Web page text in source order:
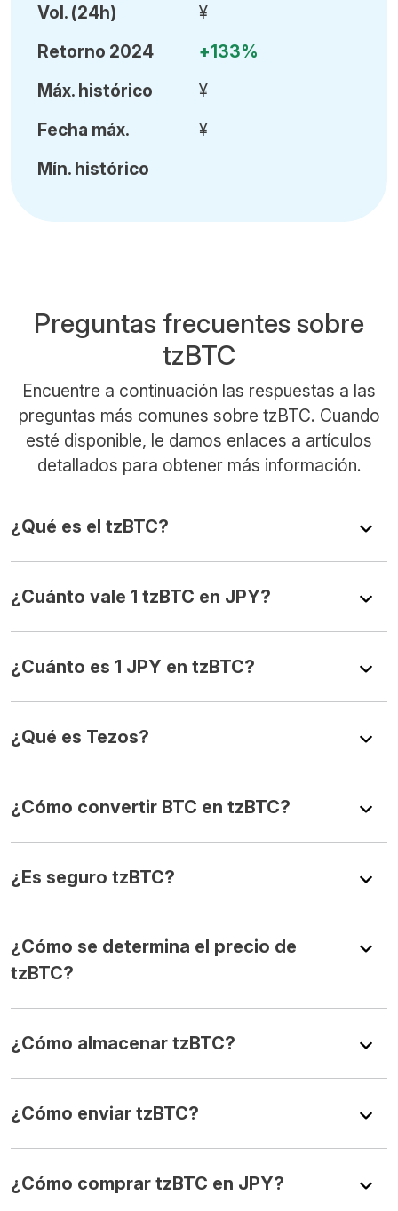
Vol. (24h)
Retorno 2024
Máx. histórico
Fecha máx.
Mín. histórico
¥
+133%
¥
¥
Preguntas frecuentes sobre
tzBTC
Encuentre a continuación las respuestas a las
preguntas más comunes sobre tzBTC. Cuando
esté disponible, le damos enlaces a artículos
detallados para obtener más información.
¿Qué es el tzBTC?
¿Cuánto vale 1 tzBTC en JPY?
¿Cuánto es 1 JPY en tzBTC?
¿Qué es Tezos?
¿Cómo convertir BTC en tzBTC?
¿Es seguro tzBTC?
¿Cómo se determina el precio de
tzBTC?
¿Cómo almacenar tzBTC?
¿Cómo enviar tzBTC?
¿Cómo comprar tzBTC en JPY?